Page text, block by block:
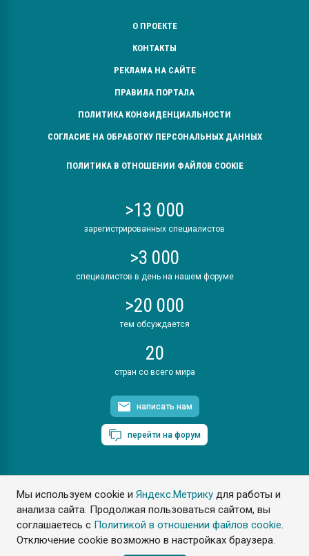
Мы используем cookie иЯндекс.Метрику для работы и
анализа сайта. Продолжая пользоваться сайтом, вы
соглашаетесь с Политикой в отношении файлов cookie.
Отключение cookie возможно в настройках браузера.
О ПРОЕКТЕ
КОНТАКТЫ
РЕКЛАМА НА САЙТЕ
ПРАВИЛА ПОРТАЛА
ПОЛИТИКА КОНФИДЕНЦИАЛЬНОСТИ
СОГЛАСИЕ НА ОБРАБОТКУ ПЕРСОНАЛЬНЫХ ДАННЫХ
ПОЛИТИКА В ОТНОШЕНИИ ФАЙЛОВ COOKIE
>13 000
зарегистрированных специалистов
>3 000
специалистов в день на нашем форуме
>20 000
тем обсуждается
20
стран со всего мира
написать нам
перейти на форум
ПластЭксперт © 2006. Все права защищены
Разрешается копирование материалов сайта с обязательной
ссылкой на www.e-plastic.ru
Разработка сайта